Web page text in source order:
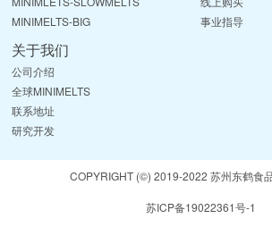
MINIMELTS-BIG
事业指导
关于我们
公司介绍
全球MINIMELTS
联系地址
研究开发
COPYRIGHT (©) 2019-2022 苏州东鹤食
苏ICP备19022361号-1